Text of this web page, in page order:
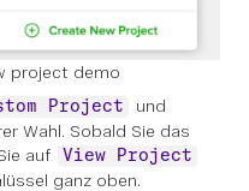
project demo
Project
und
Wahl. Sobald Sie das
auf
View Project
ganz oben.